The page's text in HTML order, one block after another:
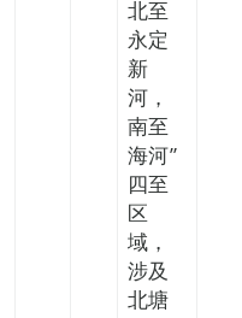
北至
永定
新
河，
南至
海河”
四至
区
域，
涉及
北塘